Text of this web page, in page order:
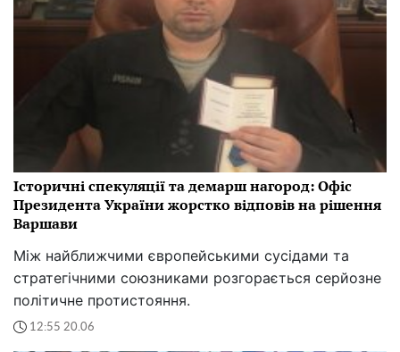
Історичні спекуляції та демарш нагород: Офіс
Президента України жорстко відповів на рішення
Варшави
Між найближчими європейськими сусідами та
стратегічними союзниками розгорається серйозне
політичне протистояння.
12:55 20.06